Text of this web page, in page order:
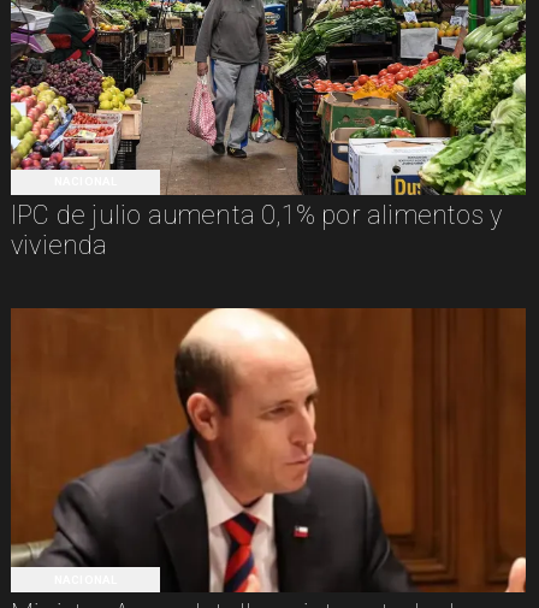
IPC de julio aumenta 0,1% por alimentos y
vivienda